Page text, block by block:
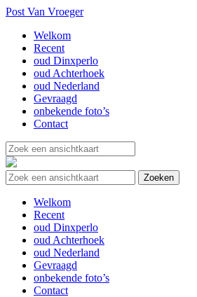
Post Van Vroeger
Welkom
Recent
oud Dinxperlo
oud Achterhoek
oud Nederland
Gevraagd
onbekende foto’s
Contact
Welkom
Recent
oud Dinxperlo
oud Achterhoek
oud Nederland
Gevraagd
onbekende foto’s
Contact